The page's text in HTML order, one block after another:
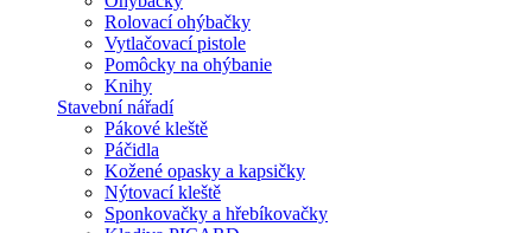
Rolovací ohýbačky
Vytlačovací pistole
Pomôcky na ohýbanie
Knihy
Stavební nářadí
Pákové kleště
Páčidla
Kožené opasky a kapsičky
Nýtovací kleště
Sponkovačky a hřebíkovačky